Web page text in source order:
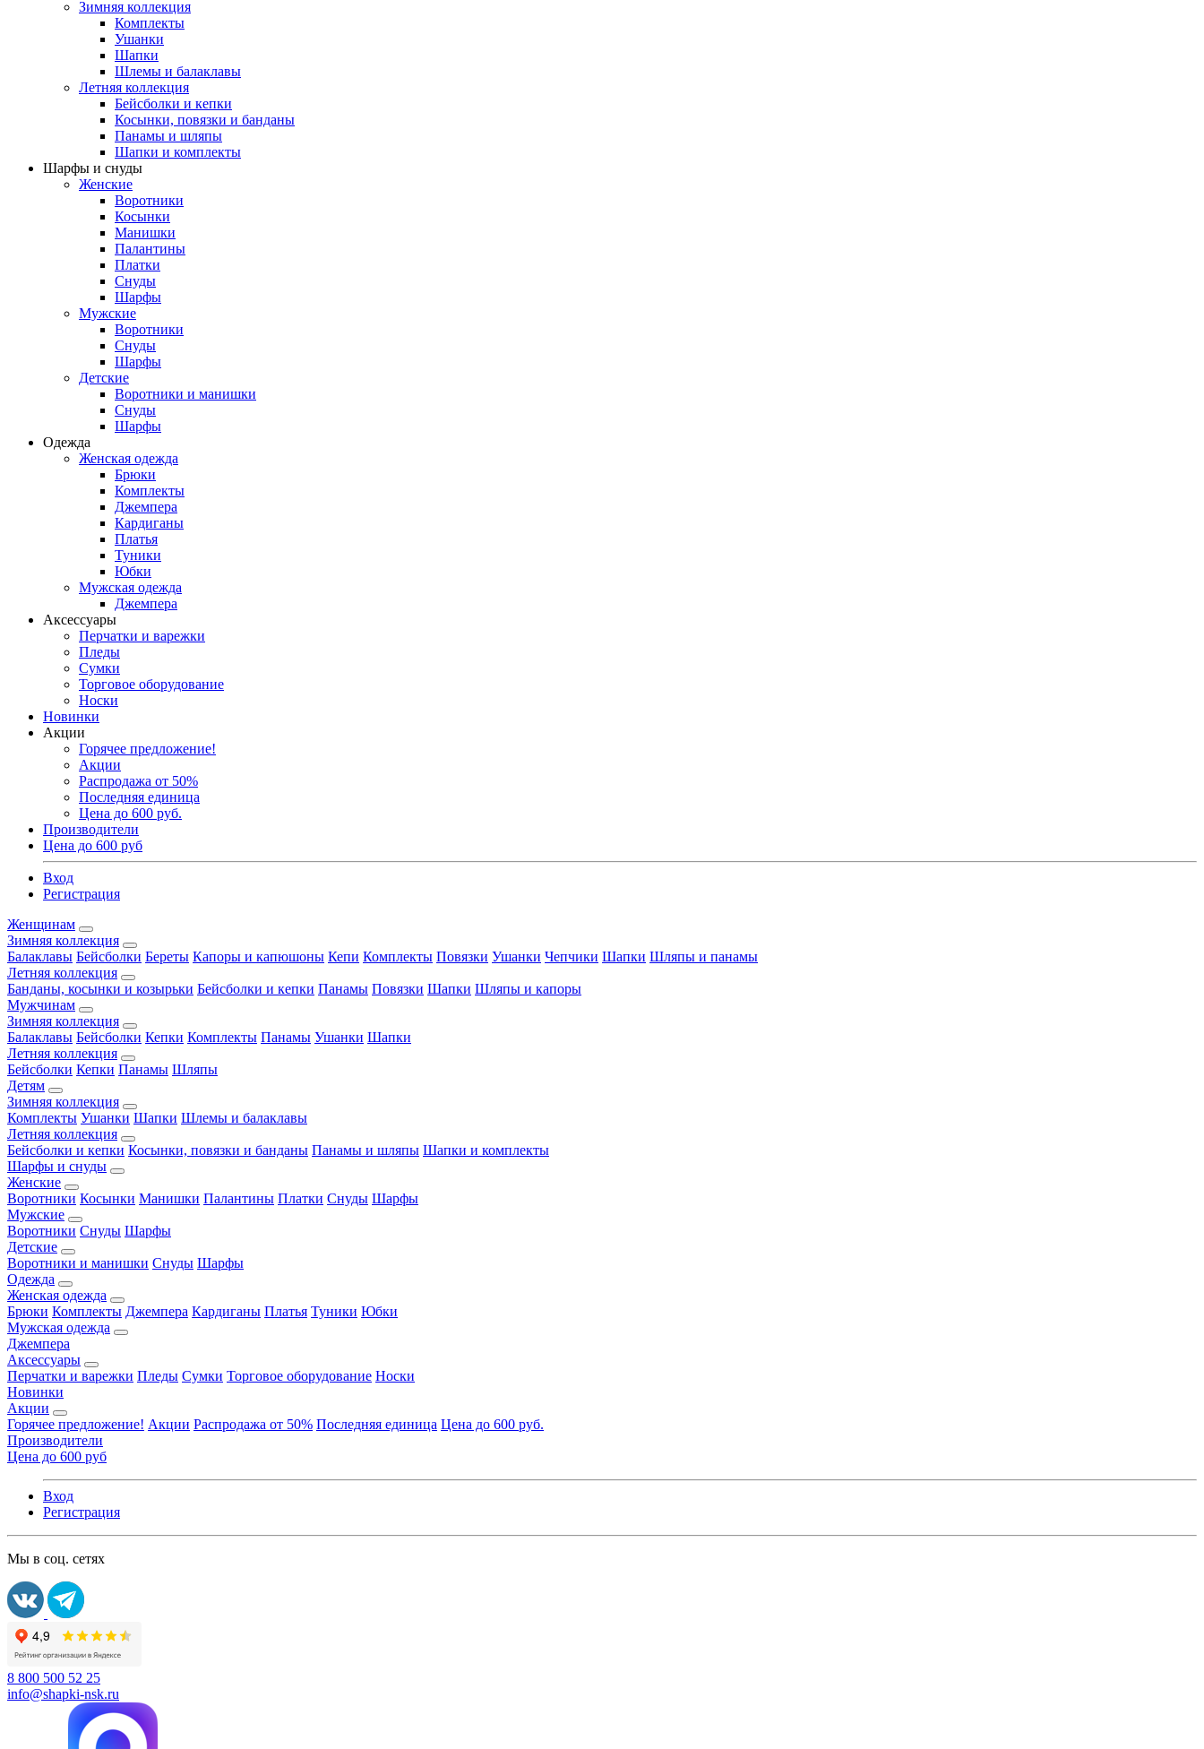
Зимняя коллекция
Комплекты
Ушанки
Шапки
Шлемы и балаклавы
Летняя коллекция
Бейсболки и кепки
Косынки, повязки и банданы
Панамы и шляпы
Шапки и комплекты
Шарфы и снуды
Женские
Воротники
Косынки
Манишки
Палантины
Платки
Снуды
Шарфы
Мужские
Воротники
Снуды
Шарфы
Детские
Воротники и манишки
Снуды
Шарфы
Одежда
Женская одежда
Брюки
Комплекты
Джемпера
Кардиганы
Платья
Туники
Юбки
Мужская одежда
Джемпера
Аксессуары
Перчатки и варежки
Пледы
Сумки
Торговое оборудование
Носки
Новинки
Акции
Горячее предложение!
Акции
Распродажа от 50%
Последняя единица
Цена до 600 руб.
Производители
Цена до 600 руб
Вход
Регистрация
Женщинам
Зимняя коллекция
Балаклавы Бейсболки Береты Капоры и капюшоны Кепи Комплекты Повязки Ушанки Чепчики Шапки Шляпы и панамы
Летняя коллекция
Банданы, косынки и козырьки Бейсболки и кепки Панамы Повязки Шапки Шляпы и капоры
Мужчинам
Зимняя коллекция
Балаклавы Бейсболки Кепки Комплекты Панамы Ушанки Шапки
Летняя коллекция
Бейсболки Кепки Панамы Шляпы
Детям
Зимняя коллекция
Комплекты Ушанки Шапки Шлемы и балаклавы
Летняя коллекция
Бейсболки и кепки Косынки, повязки и банданы Панамы и шляпы Шапки и комплекты
Шарфы и снуды
Женские
Воротники Косынки Манишки Палантины Платки Снуды Шарфы
Мужские
Воротники Снуды Шарфы
Детские
Воротники и манишки Снуды Шарфы
Одежда
Женская одежда
Брюки Комплекты Джемпера Кардиганы Платья Туники Юбки
Мужская одежда
Джемпера
Аксессуары
Перчатки и варежки Пледы Сумки Торговое оборудование Носки
Новинки
Акции
Горячее предложение! Акции Распродажа от 50% Последняя единица Цена до 600 руб.
Производители
Цена до 600 руб
Вход
Регистрация
Мы в соц. сетях
8 800 500 52 25
info@shapki-nsk.ru